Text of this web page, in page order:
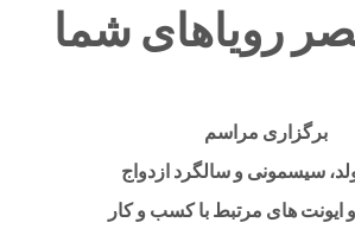
رویاهای شما
برگزاری مراسم
سیسمونی و سالگرد ازدواج
و ایونت های مرتبط با کسب و کار